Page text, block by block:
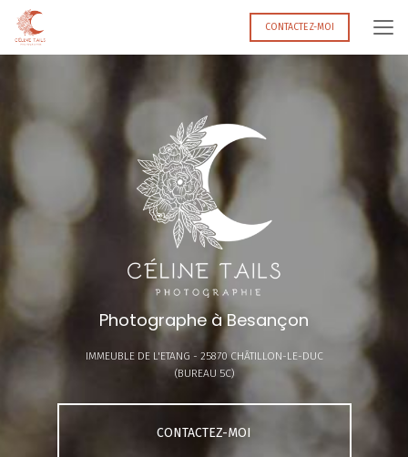
Aller
contenu
CONTACTEZ-MOI
Photographe à Besançon
IMMEUBLE DE L'ETANG - 25870 CHÂTILLON-LE-DUC
(BUREAU 5C)
CONTACTEZ-MOI